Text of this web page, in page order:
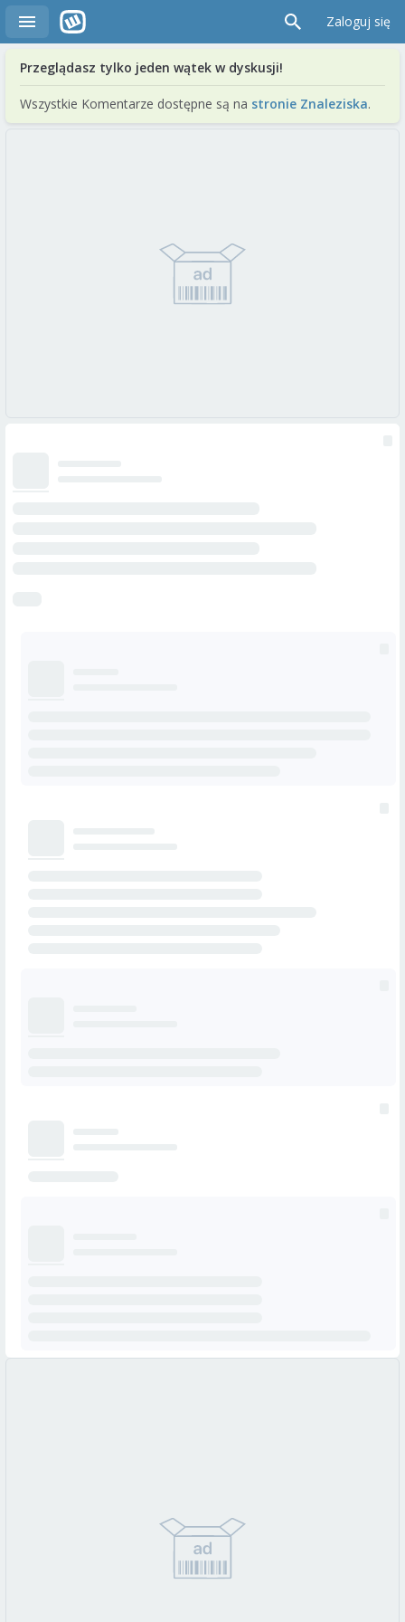
Zaloguj się
Przeglądasz tylko jeden wątek w dyskusji!
Wszystkie Komentarze dostępne są na stronie Znaleziska.